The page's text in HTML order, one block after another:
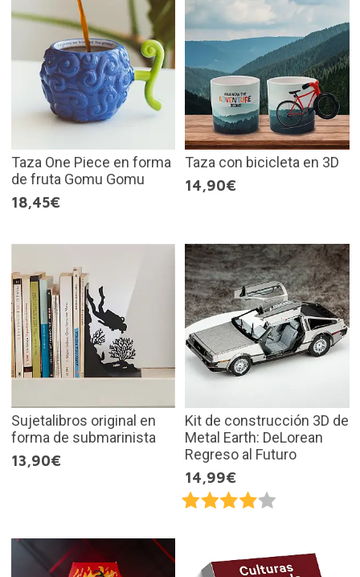
Taza One Piece en forma
de fruta Gomu Gomu
18,45€
Taza con bicicleta en 3D
14,90€
Sujetalibros original en
forma de submarinista
13,90€
Kit de construcción 3D de
Metal Earth: DeLorean
Regreso al Futuro
14,99€